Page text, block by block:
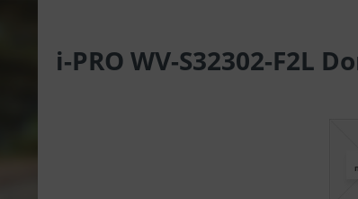
i-PRO WV-S32302-F2L